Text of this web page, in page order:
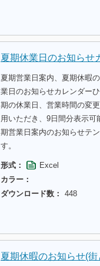
夏期休業日のお知らせ
夏期営業日案内、夏期休暇
業日のお知らせカレンダー
期の休業日、営業時間の変
用いただき、9日間分表示
期営業日案内のお知らせテ
す。
形式：
Excel
カラー：
ダウンロード数：
448
夏期休暇のお知らせ(